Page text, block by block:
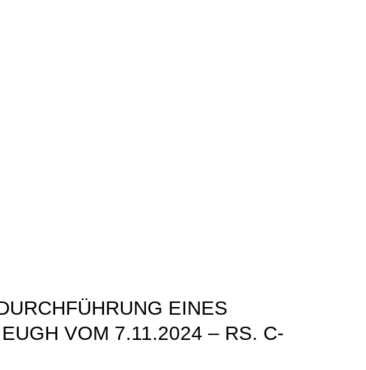
EINES
VOM 7.11.2024 – RS. C-